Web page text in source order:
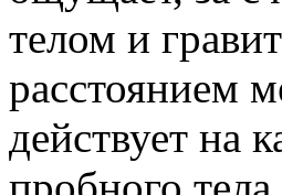
телом и
расстоянием
действует на